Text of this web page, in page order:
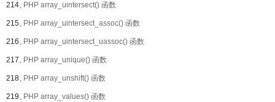
214、PHP array_uintersect() 函数
215、PHP array_uintersect_assoc() 函数
216、PHP array_uintersect_uassoc() 函数
217、PHP array_unique() 函数
218、PHP array_unshift() 函数
219、PHP array_values() 函数